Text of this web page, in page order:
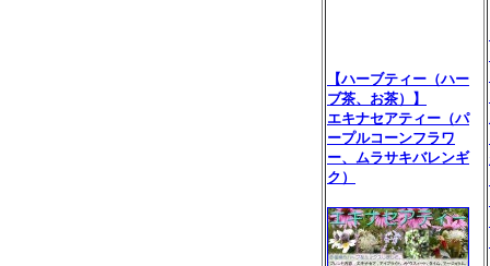
【ハーブティー（ハー
ブ茶、お茶）】
エキナセアティー（パ
ープルコーンフラワ
ー、ムラサキバレンギ
ク）